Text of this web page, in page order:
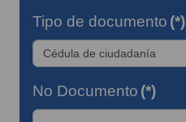
Tipo de documento (*)
No Documento (*)